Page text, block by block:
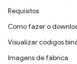
Requisitos
Como fazer o
Visualizar códigos
Imagens de fábrica